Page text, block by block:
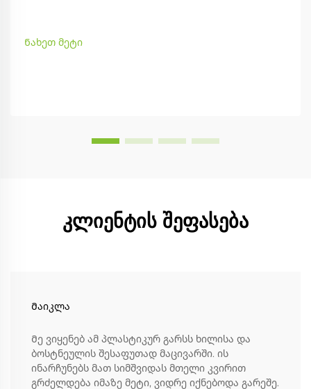
Ნახეთ მეტი
კლიენტის შეფასება
Მაიკლა
Მე ვიყენებ ამ პლასტიკურ გარსს ხილისა და
ბოსტნეულის შესაფუთად მაცივარში. ის
ინარჩუნებს მათ სიმშვიდას მთელი კვირით
გრძელდება იმაზე მეტი, ვიდრე იქნებოდა გარეშე.